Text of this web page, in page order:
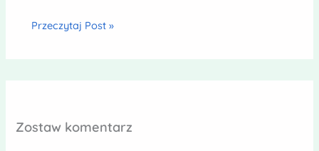
Przeczytaj Post »
Zostaw komentarz